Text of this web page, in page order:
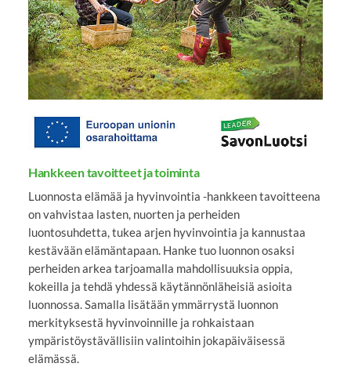
Hankkeen tavoitteet ja toiminta
Luonnosta elämää ja hyvinvointia -hankkeen tavoitteena
on vahvistaa lasten, nuorten ja perheiden
luontosuhdetta, tukea arjen hyvinvointia ja kannustaa
kestävään elämäntapaan. Hanke tuo luonnon osaksi
perheiden arkea tarjoamalla mahdollisuuksia oppia,
kokeilla ja tehdä yhdessä käytännönläheisiä asioita
luonnossa. Samalla lisätään ymmärrystä luonnon
merkityksestä hyvinvoinnille ja rohkaistaan
ympäristöystävällisiin valintoihin jokapäiväisessä
elämässä.